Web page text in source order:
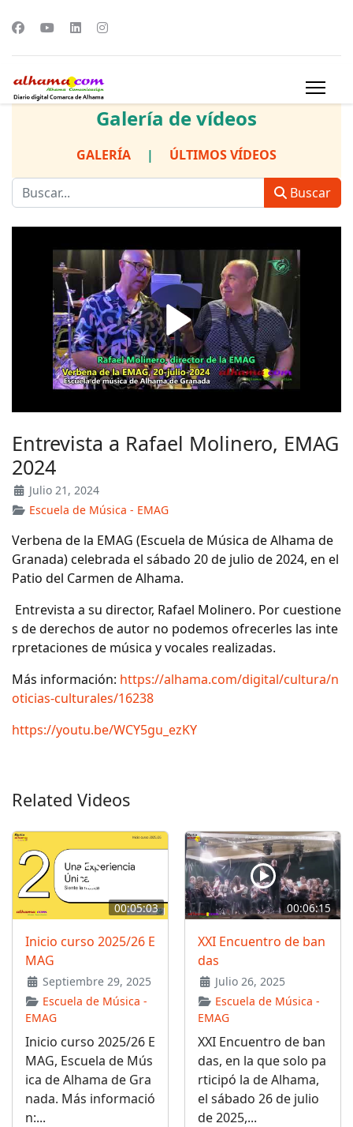
Galería de vídeos
GALERÍA | ÚLTIMOS VÍDEOS
Buscar
Entrevista a Rafael Molinero, EMAG
2024
Julio 21, 2024
Escuela de Música - EMAG
Verbena de la EMAG (Escuela de Música de Alhama de
Granada) celebrada el sábado 20 de julio de 2024, en el
Patio del Carmen de Alhama.
Entrevista a su director, Rafael Molinero. Por cuestione
s de derechos de autor no podemos ofrecerles las inte
rpretaciones de música y vocales realizadas.
Más información: https://alhama.com/digital/cultura/n
oticias-culturales/16238
https://youtu.be/WCY5gu_ezKY
Related Videos
00:05:03
Inicio curso 2025/26 E
MAG
Septiembre 29, 2025
Escuela de Música -
EMAG
Inicio curso 2025/26 E
MAG, Escuela de Mús
ica de Alhama de Gra
nada. Más informació
n:...
00:06:15
XXI Encuentro de ban
das
Julio 26, 2025
Escuela de Música -
EMAG
XXI Encuentro de ban
das, en la que solo pa
rticipó la de Alhama,
el sábado 26 de julio
de 2025,...